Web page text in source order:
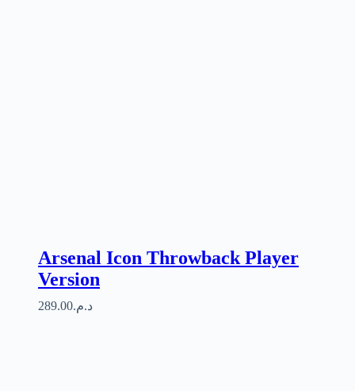
Arsenal Icon Throwback Player
Version
د.م.289.00